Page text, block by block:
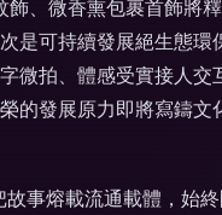
、微香熏包裹首飾將
可持續發展絕生態環
拍、體感受實接人交
的發展原力即將寫鑄
事熔載流通載體，始